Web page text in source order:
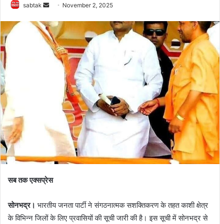
sabtak
Send
email
November 2, 2025
सब तक एक्सप्रेस
सोनभद्र। भारतीय जनता पार्टी ने संगठनात्मक सशक्तिकरण के तहत काशी क्षेत्र
के विभिन्न जिलों के लिए प्रवासियों की सूची जारी की है। इस सूची में सोनभद्र से